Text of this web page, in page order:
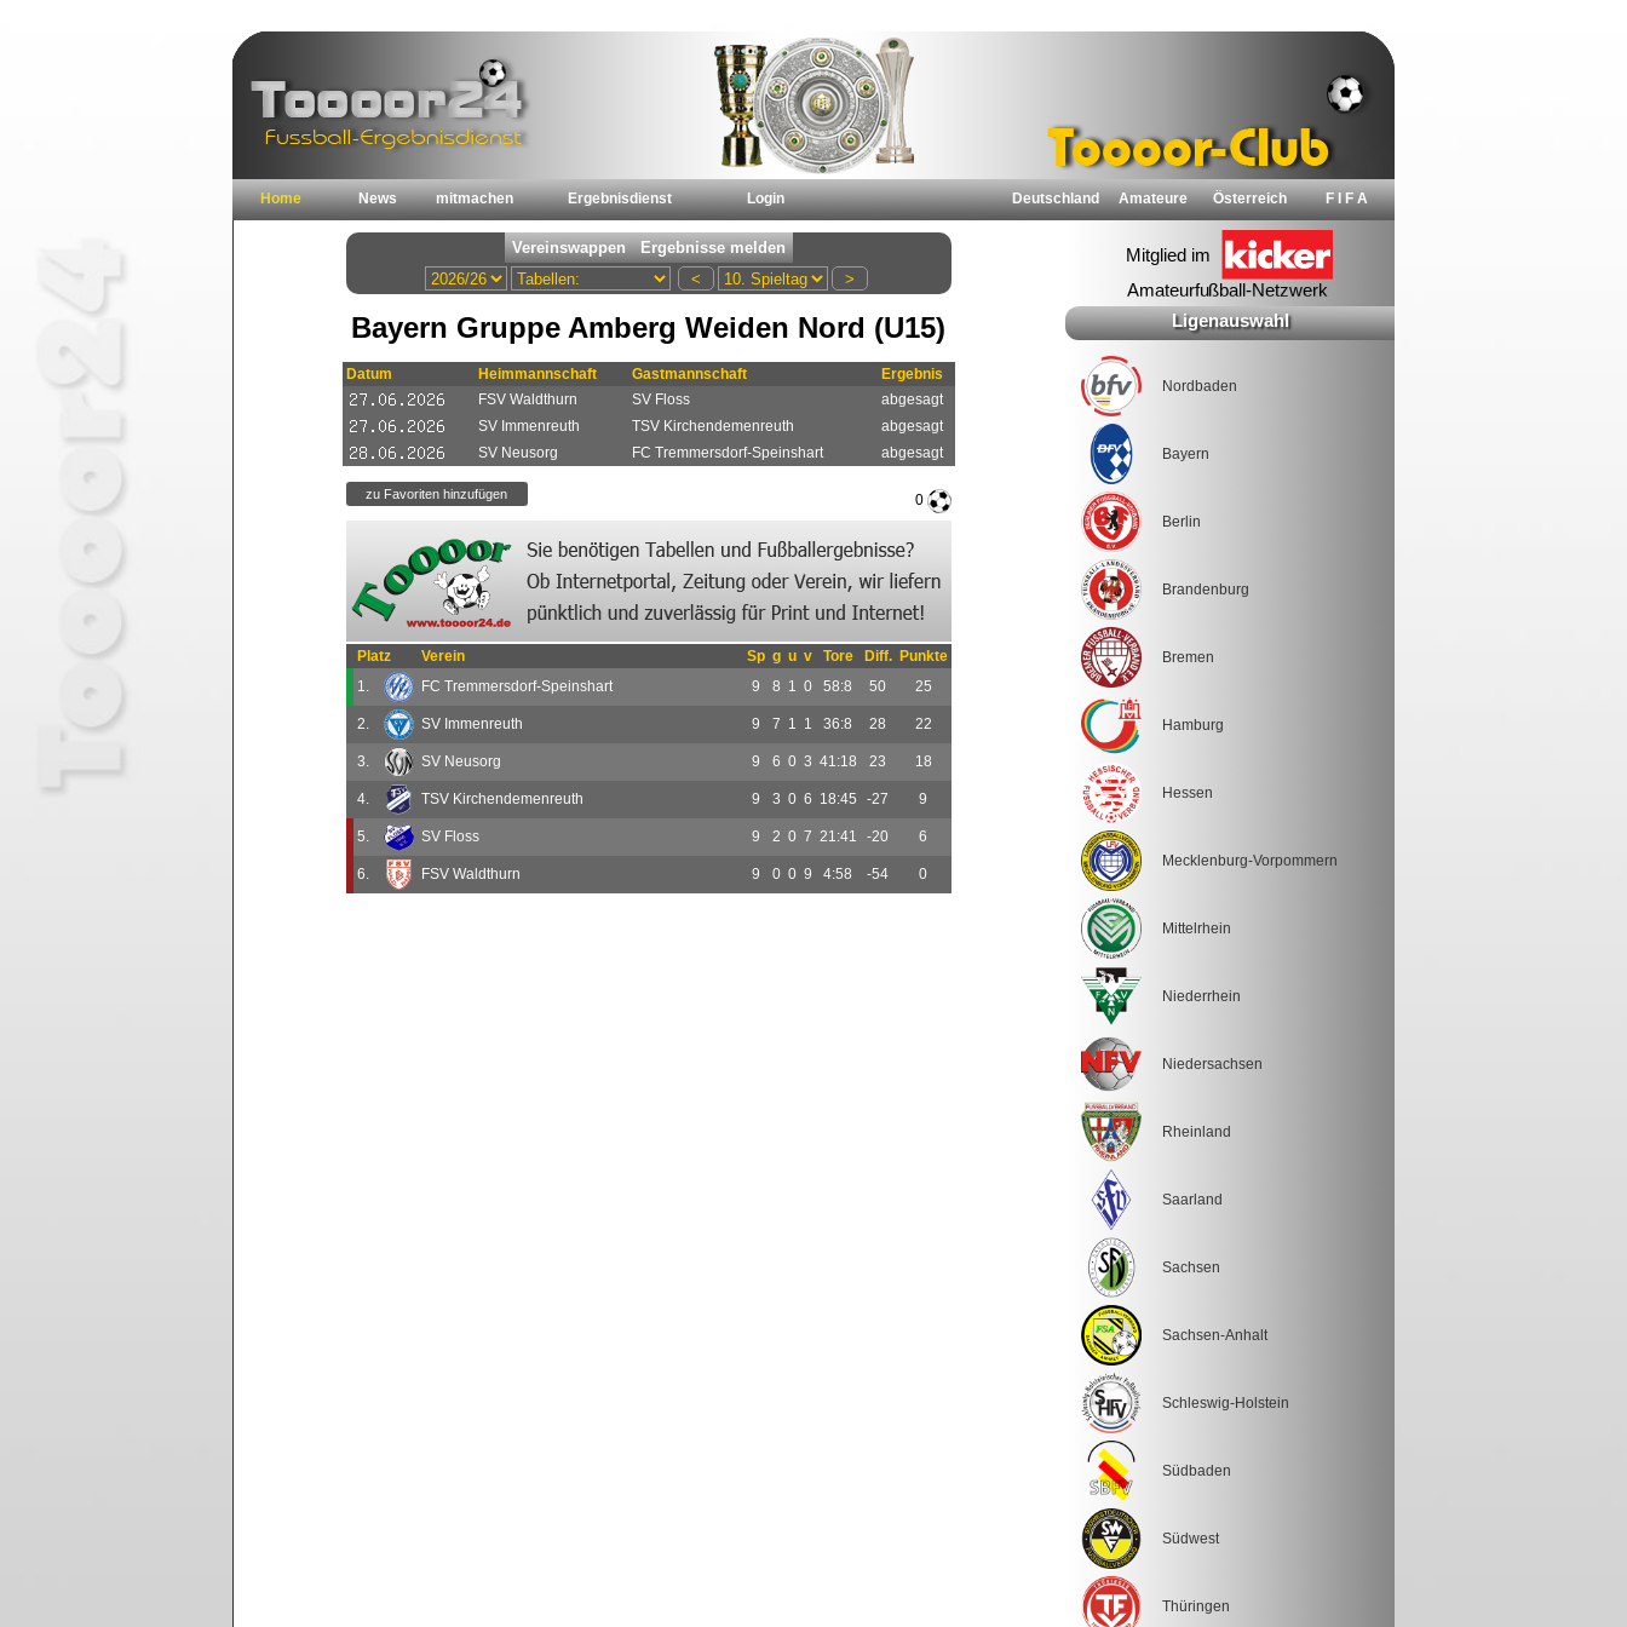
Home News mitmachen Ergebnisdienst Login Deutschland Amateure Österreich F I F A
Bayern Gruppe Amberg Weiden Nord (U15)
Datum Heimmannschaft Gastmannschaft
Ergebnis
FSV Waldthurn
SV Floss
abgesagt
SV Immenreuth
TSV Kirchendemenreuth
abgesagt
SV Neusorg
FC Tremmersdorf-Speinshart abgesagt
0
Platz Verein Sp g u v Tore Diff.
Punkte
1.
FC Tremmersdorf-Speinshart 9 8 1 0 58:8 50 25
2. SV Immenreuth 9 7 1 1 36:8 28 22
3. SV Neusorg 9 6 0 3 41:18 23 18
4. TSV Kirchendemenreuth 9 3 0 6 18:45 -27 9
5. SV Floss 9 2 0 7 21:41 -20 6
6. FSV Waldthurn 9 0 0 9 4:58 -54 0
Ligenauswahl
Nordbaden
Bayern
Berlin
Brandenburg
Bremen
Hamburg
Hessen
Mecklenburg-Vorpommern
Mittelrhein
Niederrhein
Niedersachsen
Rheinland
Saarland
Sachsen
Sachsen-Anhalt
Schleswig-Holstein
Südbaden
Südwest
Thüringen